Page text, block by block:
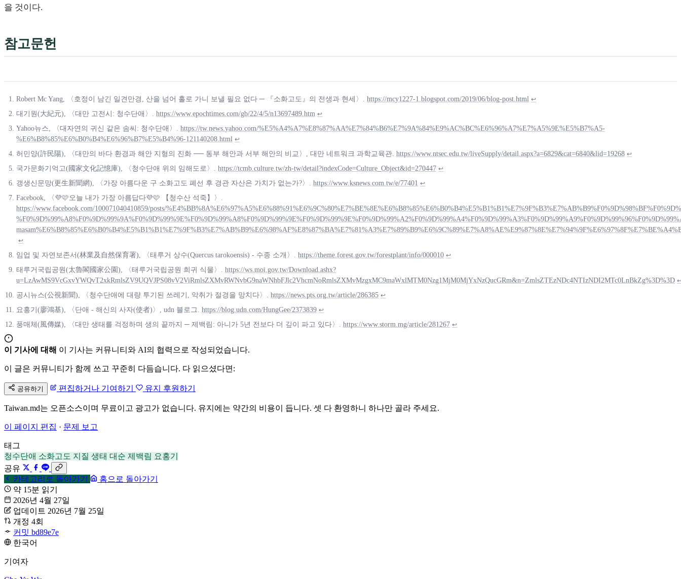
을 것이다.
참고문헌
Robert Mc Yang, 〈호정이 남긴 일견만경, 산을 넘어 홀로 가니 보낼 필요 없다 ─ 『소화고도』의 전생과 현세〉. https://mcy1227-1.blogspot.com/2019/06/blog-post.html ↩
대기원(大紀元), 〈대만 고전시: 청수단애〉. https://www.epochtimes.com/gb/22/4/5/n13697489.htm ↩
Yahoo뉴스, 〈대자연의 귀신 같은 솜씨: 청수단애〉. https://tw.news.yahoo.com/%E5%A4%A7%E8%87%AA%E7%84%B6%E7%9A%84%E9%AC%BC%E6%96%A7%E7%A5%9E%E5%B7%A5-
%E6%B8%85%E6%B0%B4%E6%96%B7%E5%B4%96-121140208.html ↩
허민양(許民陽), 〈대만의 바다 환경과 해안 지형의 진화 ── 동부 해안과 서부 해안의 비교〉, 대만 네트워크 과학교육관. https://www.ntsec.edu.tw/liveSupply/detail.aspx?a=6829&cat=6840&lid=19268 ↩
국가문화기억고(國家文化記憶庫), 〈청수단애 위의 임해도로〉. https://tcmb.culture.tw/zh-tw/detail?indexCode=Culture_Object&id=270447 ↩
갱생신문망(更生新聞網), 〈가장 아름다운 구 소화고도 폐선 후 경관 자산은 가치가 없는가?〉. https://www.ksnews.com.tw/e/77401 ↩
Facebook, 〈💜🩷오늘 내가 가장 아름답다💜🩷 【청수산 석죽】〉.
https://www.facebook.com/100071040410859/posts/
↩
임업 및 자연보존서(林業及自然保育署), 〈태루거 상수(Quercus tarokoensis) - 수종 소개〉. https://theme.forest.gov.tw/forestplant/info/000010 ↩
태루거국립공원(太魯閣國家公園), 〈태루거국립공원 희귀 식물〉. https://ws.moi.gov.tw/Download.ashx?
u=LzAwMS9VcGxvYWQvT2xkRmlsZV9UQVJPS08vV2ViRmlsZXMvRWNvbG9naWNhbFJlc2VhcmNoRmlsZXMvMzgxMC9maWxlMTM0Nzg1MjM0MjYxNzQucGRm&n=ZmlsZTEzNDc4NTIzNDI2MTc0LnBkZg%3D%3D
공시뉴스(公視新聞), 〈청수단애에 대량 투기된 쓰레기, 악취가 절경을 망치다〉. https://news.pts.org.tw/article/286385 ↩
요홍기(廖鴻基), 〈단애 - 해신의 사자(使者)〉, udn 블로그. https://blog.udn.com/HungGee/2373839 ↩
풍매체(風傳媒), 〈대만 생태를 걱정하며 생의 끝까지 ─ 제백림: 아니가 5년 전보다 더 깊이 파고 있다〉. https://www.storm.mg/article/281267 ↩
이 기사에 대해 이 기사는 커뮤니티와 AI의 협력으로 작성되었습니다.
이 글은 커뮤니티가 함께 쓰고 꾸준히 다듬습니다. 다 읽으셨다면:
공유하기 편집하거나 기여하기 유지 후원하기
Taiwan.md는 오픈소스이며 무료이고 광고가 없습니다. 유지에는 약간의 비용이 듭니다. 셋 다 환영하니 하나만 골라 주세요.
이 페이지 편집 · 문제 보고
태그
청수단애 소화고도 지질 생태 대순 제백림 요홍기
공유
카테고리로 돌아가기
홈으로 돌아가기
약 15분 읽기
2026년 4월 27일
업데이트 2026년 7월 25일
개정 4회
커밋 bd89e7e
한국어
기여자